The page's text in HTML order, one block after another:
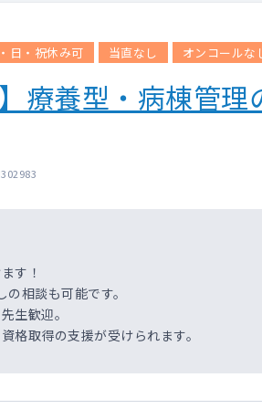
日・祝休み可 当直なし オンコールな
】療養型・病棟管
す！
相談も可能です。
生歓迎。
格取得の支援が受けられます。